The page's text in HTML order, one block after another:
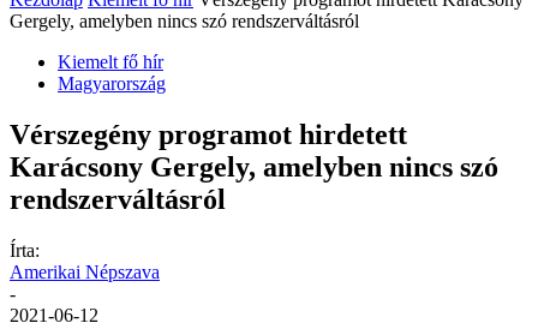
Gergely, amelyben nincs szó rendszerváltásról
Kiemelt fő hír
Magyarország
Vérszegény programot hirdetett
Karácsony Gergely, amelyben nincs szó
rendszerváltásról
Írta:
Amerikai Népszava
-
2021-06-12